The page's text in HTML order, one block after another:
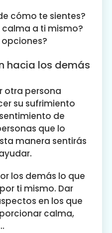
cómo te sientes?
calma a ti mismo?
opciones?
hacia los demás
otra persona
su sufrimiento
de
que lo
manera sentirás
los demás lo que
ti mismo. Dar
en los que
calma,